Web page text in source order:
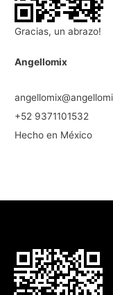
Gracias, un abrazo!
Angellomix
+52 9371101532
Hecho en México